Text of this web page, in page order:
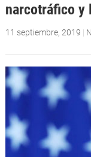
narcotráfico y
11 septiembre, 2019 |